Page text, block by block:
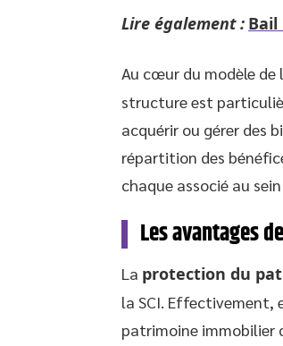
Lire également :
Au cœur du modèle de
structure est
acquérir ou gérer des
répartition des
chaque associé au
Les avantages
La protection du
la SCI. Effectivement,
patrimoine immobilier